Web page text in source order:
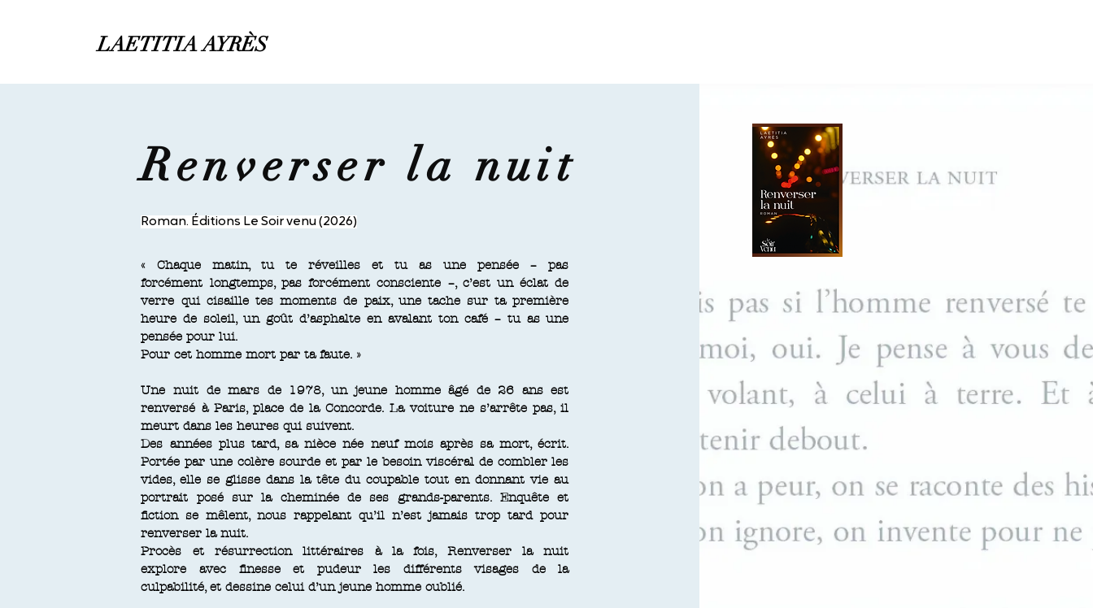
LAETITIA AYRÈS
Renverser la nuit
Roman. Éditions Le Soir venu (2026)
« Chaque matin, tu te réveilles et tu as une pensée – pas
forcément longtemps, pas forcément consciente –, c’est un éclat de
verre qui cisaille tes moments de paix, une tache sur ta première
heure de soleil, un goûtd’asphalte en avalant ton café – tu as une
pensée pour lui.
Pour cet homme mort par ta faute. »
Une nuit de mars de 1978, un jeune homme âgé de 26 ans est
renversé à Paris, place de la Concorde. La voiture ne s’arrête pas, il
meurt dans les heures qui suivent.
Des années plus tard, sa nièce née neuf mois après sa mort, écrit.
Portéepar une colère sourde et par le besoin viscéral de combler les
vides, elle se glisse dans la tête du coupable tout en donnant vie au
portrait posé sur la cheminée de ses grands-parents. Enquête et
fiction se mêlent,nous rappelant qu’il n’est jamais trop tard pour
renverser la nuit.
Procès et résurrection littéraires à la fois, Renverser la nuit
explore avec finesse et pudeur les différents visages de la
culpabilité,et dessine celui d’un jeune homme oublié.